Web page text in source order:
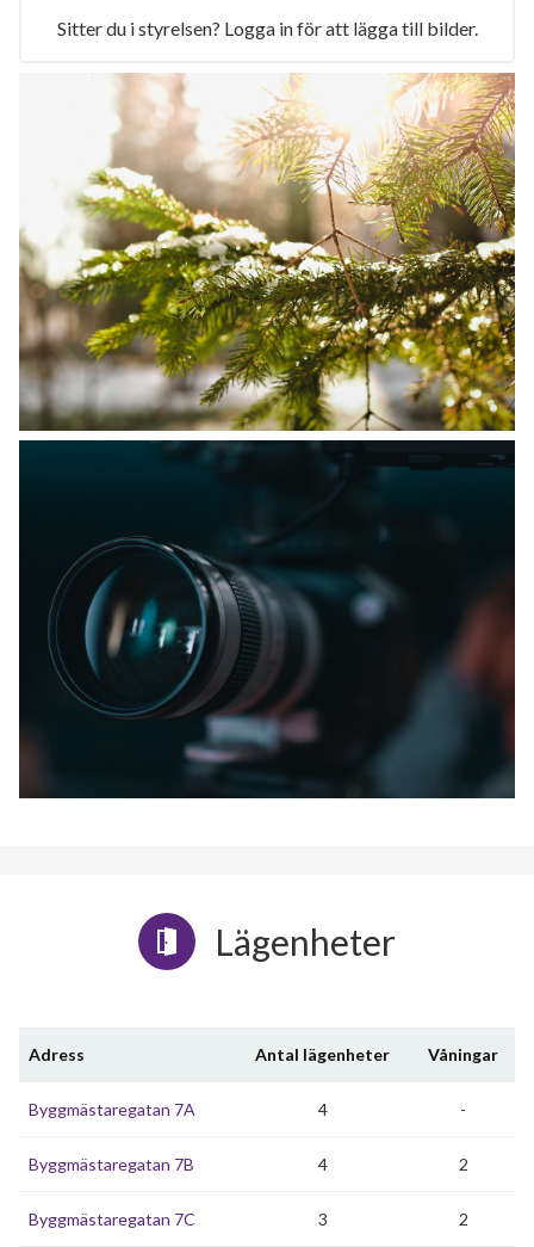
Sitter du i styrelsen? Logga in för att lägga till bilder.
Lägenheter
Adress Antal lägenheter Våningar
Byggmästaregatan 7A 4 -
Byggmästaregatan 7B 4 2
Byggmästaregatan 7C 3 2